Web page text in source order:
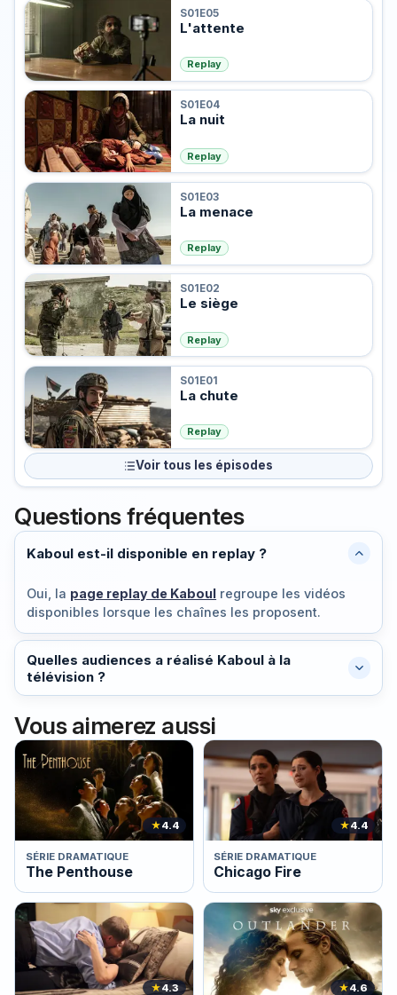
S01E05
L'attente
Replay
S01E04
La nuit
Replay
S01E03
La menace
Replay
S01E02
Le siège
Replay
S01E01
La chute
Replay
Voir tous les épisodes
Questions fréquentes
Kaboul est-il disponible en replay ?
Oui, la page replay de Kaboul regroupe les vidéos
disponibles lorsque les chaînes les proposent.
Quelles audiences a réalisé Kaboul à la
télévision ?
Vous aimerez aussi
★4.4
SÉRIE DRAMATIQUE
The Penthouse
★4.4
SÉRIE DRAMATIQUE
Chicago Fire
★4.3 ★4.6